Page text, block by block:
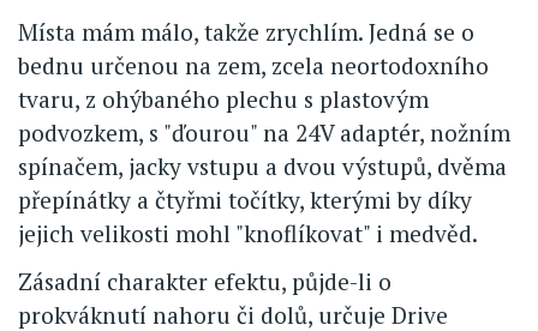
Místa mám málo, takže zrychlím. Jedná se o
bednu určenou na zem, zcela neortodoxního
tvaru, z ohýbaného plechu s plastovým
podvozkem, s "ďourou" na 24V adaptér, nožním
spínačem, jacky vstupu a dvou výstupů, dvěma
přepínátky a čtyřmi točítky, kterými by díky
jejich velikosti mohl "knoflíkovat" i medvěd.
Zásadní charakter efektu, půjde-li o
prokváknutí nahoru či dolů, určuje Drive